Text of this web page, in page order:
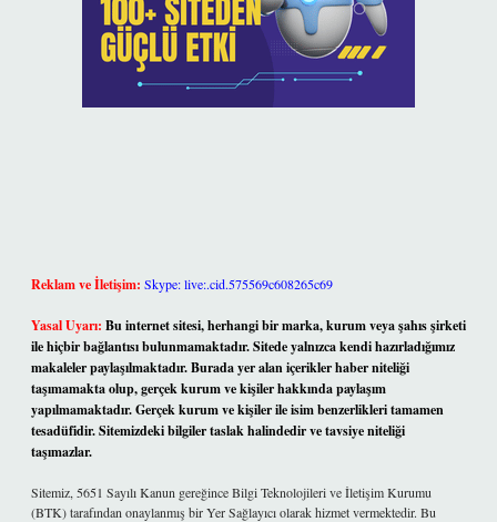
Reklam ve İletişim: Skype: live:.cid.575569c608265c69
Yasal Uyarı: Bu internet sitesi, herhangi bir marka, kurum veya şahıs şirketi
ile hiçbir bağlantısı bulunmamaktadır. Sitede yalnızca kendi hazırladığımız
makaleler paylaşılmaktadır. Burada yer alan içerikler haber niteliği
taşımamakta olup, gerçek kurum ve kişiler hakkında paylaşım
yapılmamaktadır. Gerçek kurum ve kişiler ile isim benzerlikleri tamamen
tesadüfidir. Sitemizdeki bilgiler taslak halindedir ve tavsiye niteliği
taşımazlar.
Sitemiz, 5651 Sayılı Kanun gereğince Bilgi Teknolojileri ve İletişim Kurumu
(BTK) tarafından onaylanmış bir Yer Sağlayıcı olarak hizmet vermektedir. Bu